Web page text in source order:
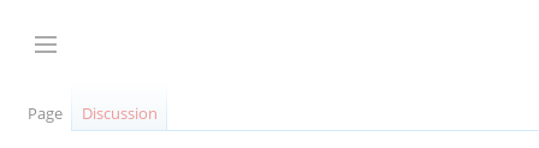
au Afficher / masquer la barre latérale
Page Discussion